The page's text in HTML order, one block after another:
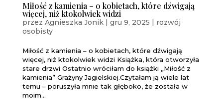
Miłość z kamienia – o kobietach, które dźwigają
więcej, niż ktokolwiek widzi
przez Agnieszka Jonik| gru 9, 2025
rozwój
osobisty
Miłość z kamienia – o kobietach, które dźwigają
więcej, niż ktokolwiek widzi Książka, która otworzyła
stare drzwi Ostatnio wróciłam do książki „Miłość z
kamienia” Grażyny Jagielskiej.Czytałam ją wiele lat
temu – poruszyła mnie tak głęboko, że została w
moim...